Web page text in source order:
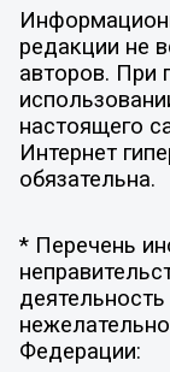
редакции не
авторов. При
настоящего
Интернет
обязательна.
* Перечень
Федерации: